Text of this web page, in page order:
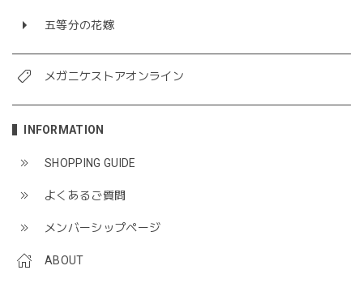
五等分の花嫁
メガニケストアオンライン
INFORMATION
SHOPPING GUIDE
よくあるご質問
メンバーシップページ
ABOUT